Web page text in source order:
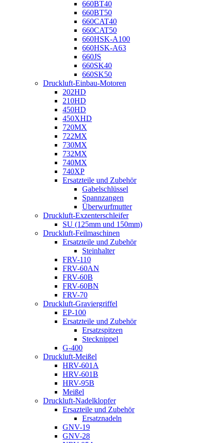
660BT40
660BT50
660CAT40
660CAT50
660HSK-A100
660HSK-A63
660JS
660SK40
660SK50
Druckluft-Einbau-Motoren
202HD
210HD
450HD
450XHD
720MX
722MX
730MX
732MX
740MX
740XP
Ersatzteile und Zubehör
Gabelschlüssel
Spannzangen
Überwurfmutter
Druckluft-Exzenterschleifer
SU (125mm und 150mm)
Druckluft-Feilmaschinen
Ersatzteile und Zubehör
Steinhalter
FRV-110
FRV-60AN
FRV-60B
FRV-60BN
FRV-70
Druckluft-Graviergriffel
EP-100
Ersatzteile und Zubehör
Ersatzspitzen
Stecknippel
G-400
Druckluft-Meißel
HRV-601A
HRV-601B
HRV-95B
Meißel
Druckluft-Nadelklopfer
Ersazteile und Zubehör
Ersatznadeln
GNV-19
GNV-28